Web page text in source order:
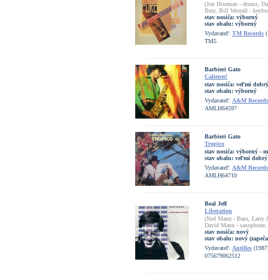
(Jon Hiseman - drums,
flute, Bill Worrall -
stav nosiča: výborný
stav obalu: výborný
Vydavateľ: TM Records
TM5
Barbieri Gato
Caliente!
stav nosiča: veľmi
stav obalu: výborný
Vydavateľ: A&M Records
AMLH64597
Barbieri Gato
Tropico
stav nosiča: výborný -
stav obalu: veľmi
Vydavateľ: A&M Records
AMLH64710
Beal Jeff
Liberation
(Ned Mann - Bass, Larry
David Mann -
stav nosiča: nový
stav obalu: nový
Vydavateľ: Antilles
075679062512